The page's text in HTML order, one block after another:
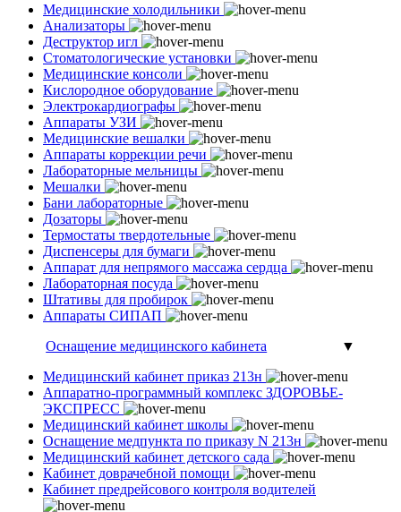
Медицинские холодильники
Анализаторы
Деструктор игл
Стоматологические установки
Медицинские консоли
Кислородное оборудование
Электрокардиографы
Аппараты УЗИ
Медицинские вешалки
Аппараты коррекции речи
Лабораторные мельницы
Мешалки
Бани лабораторные
Дозаторы
Термостаты твердотельные
Диспенсеры для бумаги
Аппарат для непрямого массажа сердца
Лабораторная посуда
Штативы для пробирок
Аппараты СИПАП
Оснащение медицинского кабинета
▼
Медицинский кабинет приказ 213н
Аппаратно-программный комплекс ЗДОРОВЬЕ-
ЭКСПРЕСС
Медицинский кабинет школы
Оснащение медпункта по приказу N 213н
Медицинский кабинет детского сада
Кабинет доврачебной помощи
Кабинет предрейсового контроля водителей